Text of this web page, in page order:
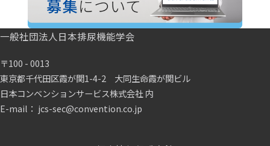
一般社団法人日本排尿機能学会
〒100 - 0013
東京都千代田区霞が関1-4-2 大同生命霞が関ビル
日本コンベンションサービス株式会社 内
E-mail： jcs-sec@convention.co.jp